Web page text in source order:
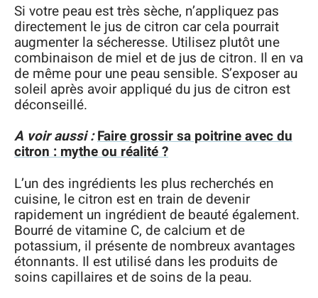
Si votre peau est très sèche, n’appliquez pas
directement le jus de citron car cela pourrait
augmenter la sécheresse. Utilisez plutôt une
combinaison de miel et de jus de citron. Il en va
de même pour une peau sensible. S’exposer au
soleil après avoir appliqué du jus de citron est
déconseillé.
A voir aussi :Faire grossir sa poitrine avec du
citron : mythe ou réalité ?
L’un des ingrédients les plus recherchés en
cuisine, le citron est en train de devenir
rapidement un ingrédient de beauté également.
Bourré de vitamine C, de calcium et de
potassium, il présente de nombreux avantages
étonnants. Il est utilisé dans les produits de
soins capillaires et de soins de la peau.